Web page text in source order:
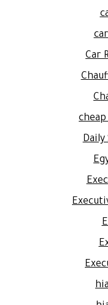
Car
Daily